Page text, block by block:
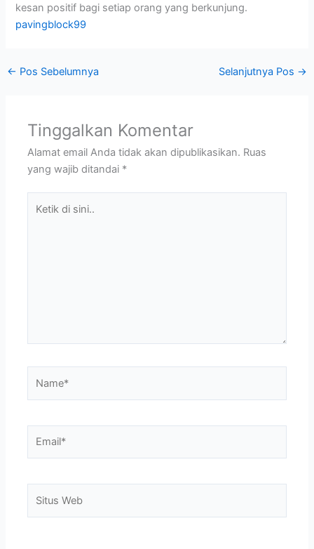
kesan positif bagi setiap orang yang berkunjung.
pavingblock99
← Pos Sebelumnya Selanjutnya Pos →
Tinggalkan Komentar
Alamat email Anda tidak akan dipublikasikan. Ruas
yang wajib ditandai *
Web